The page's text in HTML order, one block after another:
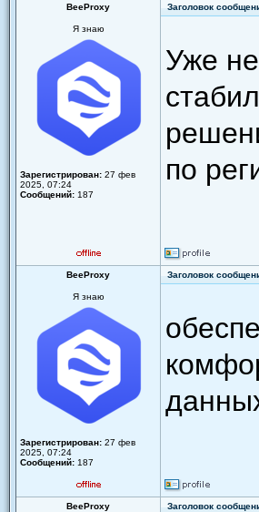
BeeProxy Заголовок
Я знаю
Зарегистрирован: 27 фев
2025, 07:24
Сообщений: 187
Уже
по
BeeProxy Заголовок
Я знаю
Зарегистрирован: 27 фев
2025, 07:24
Сообщений: 187
BeeProxy Заголовок